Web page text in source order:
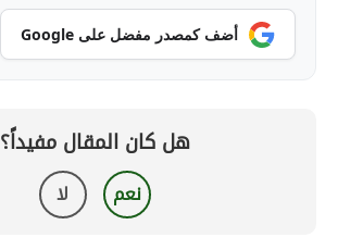
أضف كمصدر مفضل على Google
هل كان المقال مفيداً؟
نعم لا